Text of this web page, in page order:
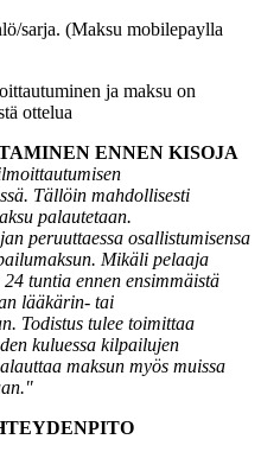
sarja. (Maksu mobilepaylla
ja maksu on
ottelua
ENNEN KISOJA
Tällöin mahdollisesti
palautetaan.
peruuttaessa osallistumisensa
Mikäli pelaaja
tuntia ennen ensimmäistä
lääkärin- tai
Todistus tulee toimittaa
kuluessa kilpailujen
maksun myös muissa